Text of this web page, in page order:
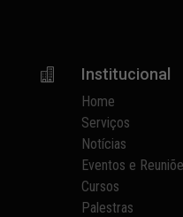
 Institucional
Home
Serviços
Notícias
Eventos e
Cursos
Palestras